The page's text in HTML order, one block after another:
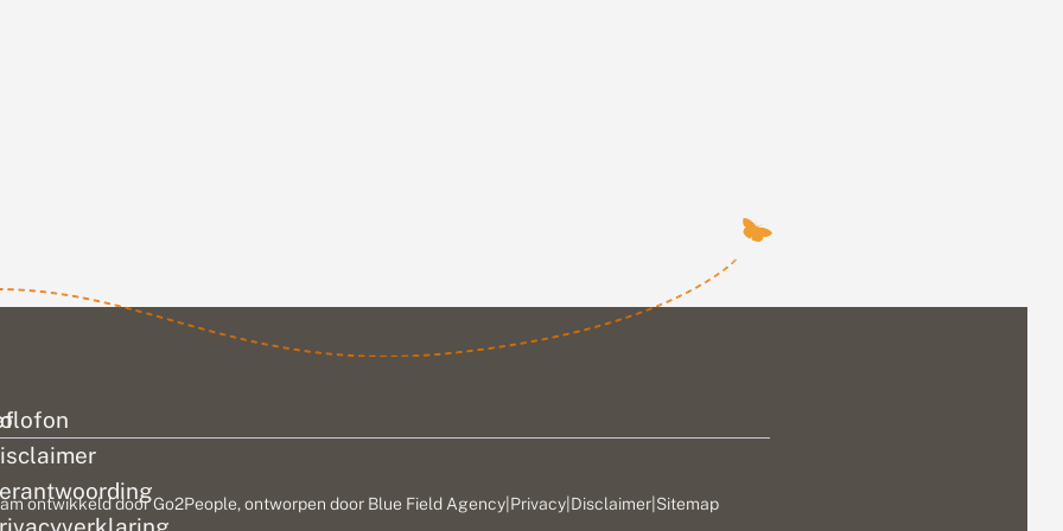
ontwikkeld doorGo2People, ontworpen door Blue Field Agency Privacy Disclaimer Sitemap